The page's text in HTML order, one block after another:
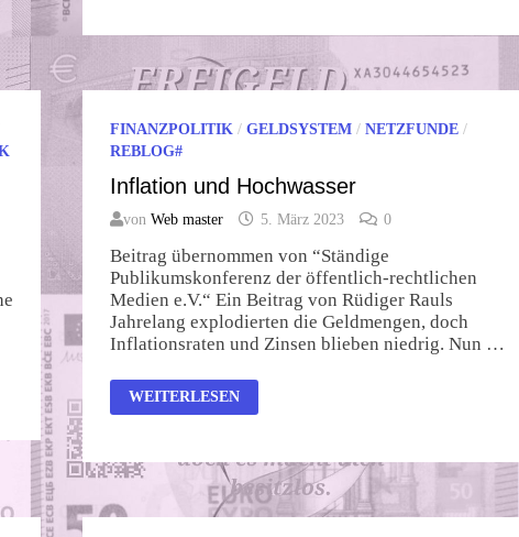
RECHTS
FINANZPOLITIK/ GELDSYSTEM/ NETZFUNDE/
REBLOG#
Inflation und Hochwasser
von Web master 5. März 2023 0
Beitrag übernommen von “Ständige
Publikumskonferenz der öffentlich-rechtlichen
Medien e.V.“ Ein Beitrag von Rüdiger Rauls
Jahrelang explodierten die Geldmengen, doch
Inflationsraten und Zinsen blieben niedrig. Nun …
INFLATION
UND
WEITERLESEN